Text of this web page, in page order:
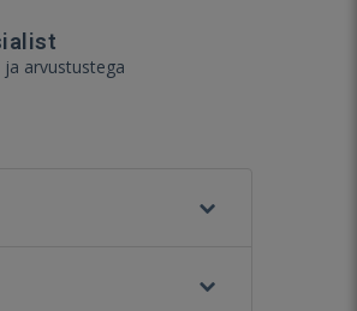
ja arvustustega